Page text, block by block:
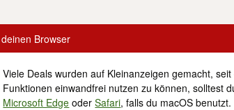
Browser
Viele Deals wurden auf Kleinanzeigen gemacht,
Funktionen einwandfrei nutzen zu können, solltest
Microsoft Edge oderSafari, falls du macOS benutzt.